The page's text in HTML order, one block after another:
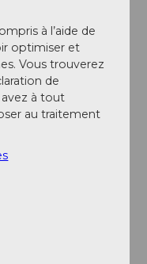
vous,
de bien pour
par le train à
à l’aide de
optimiser et
Vous trouverez
de
à tout
au traitement